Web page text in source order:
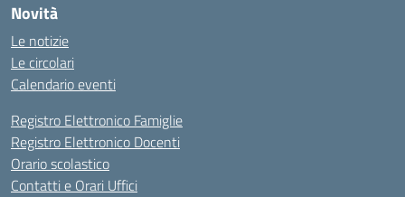
Novità
Le notizie
Le circolari
Calendario eventi
Registro Elettronico Famiglie
Registro Elettronico Docenti
Orario scolastico
Contatti e Orari Uffici